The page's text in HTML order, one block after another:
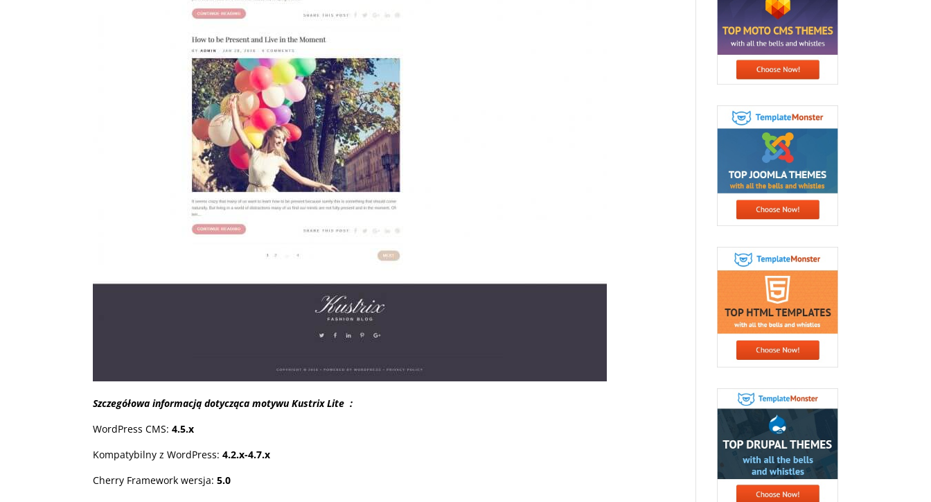
Szczegółowa informacją dotycząca motywu Kustrix Lite :
WordPress CMS:4.5.x
Kompatybilny z WordPress:4.2.x-4.7.x
Cherry Framework wersja:5.0